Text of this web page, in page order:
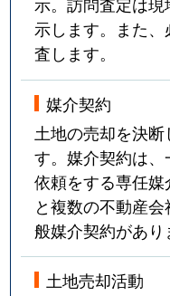
示します。また
査します。
媒介契約
土地の売却を決
す。媒介契約は
依頼をする専任
と複数の不動産
般媒介契約があり
土地売却活動